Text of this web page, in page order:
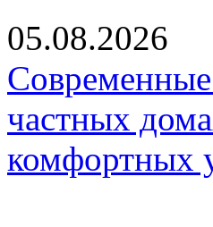
05.08.2026
частных
комфортных